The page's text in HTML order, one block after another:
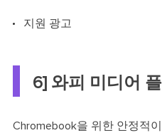
지원 광고
6] 와피 미디어
Chromebook을 위한 안정적